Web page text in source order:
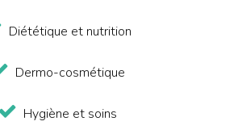
Diététique et nutrition
Dermo-cosmétique
Hygiène et soins